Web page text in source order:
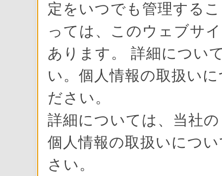
定をいつでも管理する
っては、このウェブサ
あります。 詳細につい
い。個人情報の取扱い
ださい。
詳細については、当社
個人情報の取扱いにつ
さい。